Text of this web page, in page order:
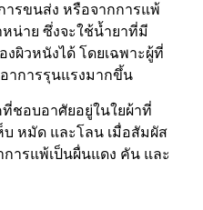
ารขนส่ง หรือจากการแพ้
น่าย ซึ่งจะใช้น้ำยาที่มี
ผิวหนังได้ โดยเฉพาะผู้ที่
าการรุนแรงมากขึ้น
ชอบอาศัยอยู่ในใยผ้าที่
บ หมัด และโลน เมื่อสัมผัส
การแพ้เป็นผื่นแดง คัน และ